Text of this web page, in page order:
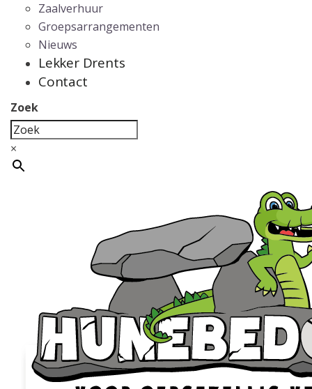
Zaalverhuur
Groepsarrangementen
Nieuws
Lekker Drents
Contact
Zoek
×